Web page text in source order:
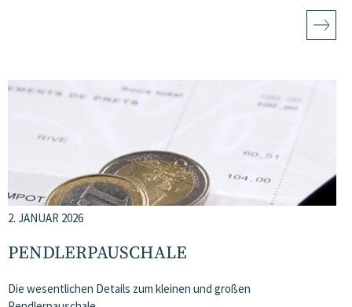
2. JANUAR 2026
PENDLERPAUSCHALE
Die wesentlichen Details zum kleinen und großen